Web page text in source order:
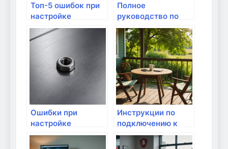
Топ-5 ошибок при
настройке
домашнего
интернета
Полное
руководство по
настройке
брандмауэра для
защиты домашних
устройств: шаг за
шагом
Ошибки при
настройке
домашней сети:
что стоит
Инструкции по
подключению к
зоновому Wi-Fi